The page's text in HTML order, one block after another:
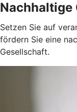
Nachhaltige
Setzen Sie auf
fördern Sie eine
Gesellschaft.